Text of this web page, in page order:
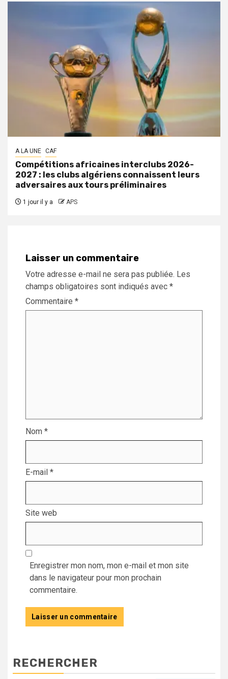
A LA UNE CAF
Compétitions africaines interclubs 2026-
2027 : les clubs algériens connaissent leurs
adversaires aux tours préliminaires
1 jour il y a APS
Laisser un commentaire
Votre adresse e-mail ne sera pas publiée. Les
champs obligatoires sont indiqués avec *
Commentaire *
Nom *
E-mail *
Site web
Enregistrer mon nom, mon e-mail et mon site
dans le navigateur pour mon prochain
commentaire.
RECHERCHER